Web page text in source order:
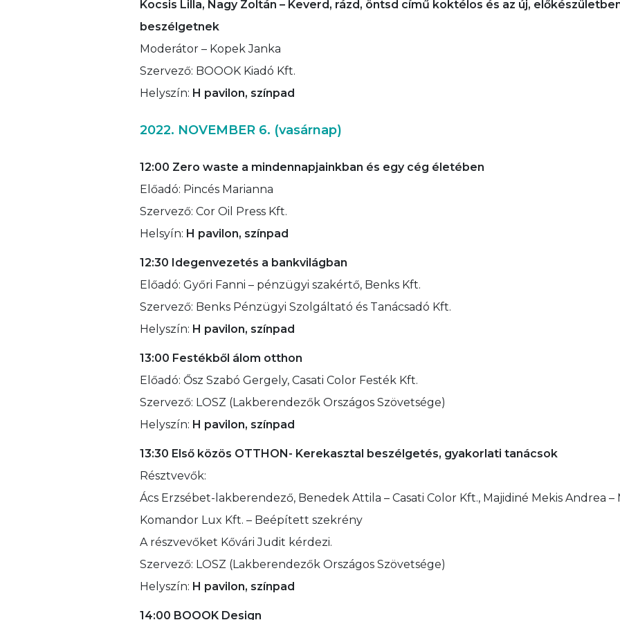
Kocsis Lilla, Nagy Zoltán – Keverd, rázd, öntsd című koktélos és az új,
beszélgetnek
Moderátor – Kopek Janka
Szervező: BOOOK Kiadó Kft.
Helyszín: H pavilon, színpad
2022. NOVEMBER 6. (vasárnap)
12:00 Zero waste a mindennapjainkban és egy cég életében
Előadó: Pincés Marianna
Szervező: Cor Oil Press Kft.
Helsyín: H pavilon, színpad
12:30 Idegenvezetés a bankvilágban
Előadó: Győri Fanni – pénzügyi szakértő, Benks Kft.
Szervező: Benks Pénzügyi Szolgáltató és Tanácsadó Kft.
Helyszín: H pavilon, színpad
13:00 Festékből álom otthon
Előadó: Ősz Szabó Gergely, Casati Color Festék Kft.
Szervező: LOSZ (Lakberendezők Országos Szövetsége)
Helyszín: H pavilon, színpad
13:30 Első közös OTTHON- Kerekasztal beszélgetés, gyakorlati tanácsok
Résztvevők:
Ács Erzsébet-lakberendező, Benedek Attila – Casati Color Kft., Majidiné Mekis Andrea –
Komandor Lux Kft. – Beépített szekrény
A részvevőket Kővári Judit kérdezi.
Szervező: LOSZ (Lakberendezők Országos Szövetsége)
Helyszín: H pavilon, színpad
14:00 BOOOK Design